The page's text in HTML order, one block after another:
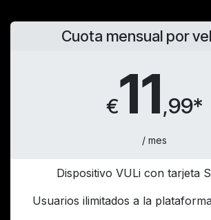
Cuota mensual por
€11,99*
/ mes
Dispositivo VULi con tarjeta
Usuarios ilimitados a la